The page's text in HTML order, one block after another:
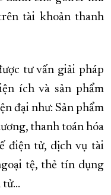
tài khoản thanh
tư vấn giải pháp
ích và sản phẩm
đại như: Sản phẩm
thanh toán hóa
điện tử, dịch vụ tài
tệ, thẻ tín dụng
tử…